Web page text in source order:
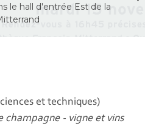
le hall d'entrée Est de la
et techniques)
champagne - vigne et vins